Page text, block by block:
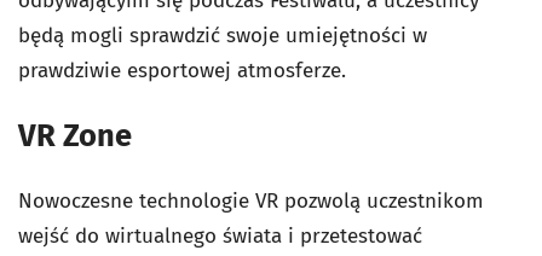
będą mogli sprawdzić swoje umiejętności w
prawdziwie esportowej atmosferze.
VR Zone
Nowoczesne technologie VR pozwolą uczestnikom
wejść do wirtualnego świata i przetestować